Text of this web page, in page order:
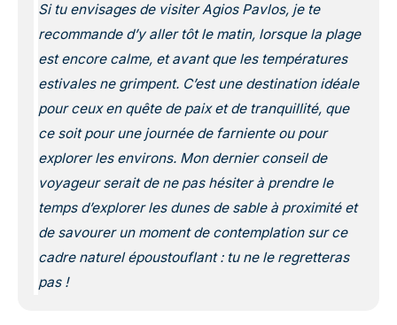
Si tu envisages de visiter Agios Pavlos, je te
recommande d’y aller tôt le matin, lorsque la plage
est encore calme, et avant que les températures
estivales ne grimpent. C’est une destination idéale
pour ceux en quête de paix et de tranquillité, que
ce soit pour une journée de farniente ou pour
explorer les environs. Mon dernier conseil de
voyageur serait de ne pas hésiter à prendre le
temps d’explorer les dunes de sable à proximité et
de savourer un moment de contemplation sur ce
cadre naturel époustouflant : tu ne le regretteras
pas !